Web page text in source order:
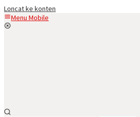
Loncat ke konten
Menu Mobile